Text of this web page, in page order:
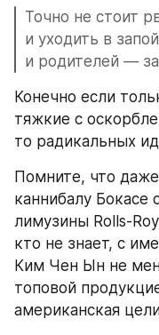
Точно не стоит
и уходить в
и родителей —
Конечно если
тяжкие с
то радикальных
Помните, что
каннибалу Бокасе
лимузины Rolls-
кто не знает, с
Ким Чен Ын не
топовой
американская